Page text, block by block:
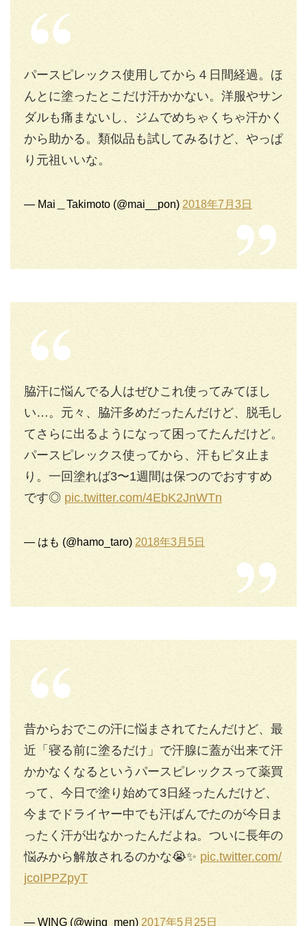
パースピレックス使用してから４日間経過。ほ
んとに塗ったとこだけ汗かかない。洋服やサン
ダルも痛まないし、ジムでめちゃくちゃ汗かく
から助かる。類似品も試してみるけど、やっぱ
り元祖いいな。
— Mai＿Takimoto (@mai__pon) 2018年7月3日
脇汗に悩んでる人はぜひこれ使ってみてほし
い…。元々、脇汗多めだったんだけど、脱毛し
てさらに出るようになって困ってたんだけど。
パースピレックス使ってから、汗もピタ止ま
り。一回塗れば3〜1週間は保つのでおすすめ
です◎ pic.twitter.com/4EbK2JnWTn
— はも (@hamo_taro) 2018年3月5日
昔からおでこの汗に悩まされてたんだけど、最
近「寝る前に塗るだけ」で汗腺に蓋が出来て汗
かかなくなるというパースピレックスって薬買
って、今日で塗り始めて3日経ったんだけど、
今までドライヤー中でも汗ばんでたのが今日ま
ったく汗が出なかったんだよね。ついに長年の
悩みから解放されるのかな😭✨ pic.twitter.com/
jcoIPPZpyT
— WING (@wing_men) 2017年5月25日